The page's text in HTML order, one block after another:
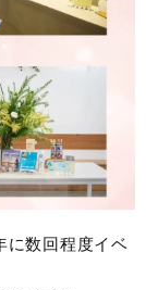
に数回程度イベ